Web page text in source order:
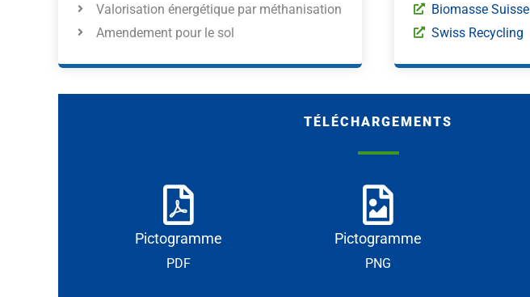
Valorisation énergétique par méthanisation
Amendement pour le sol
Biomasse Suisse
Swiss Recycling
TÉLÉCHARGEMENTS
Pictogramme
PDF
Pictogramme
PNG